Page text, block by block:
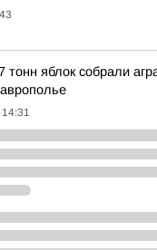
тонн яблок собрали
14:31